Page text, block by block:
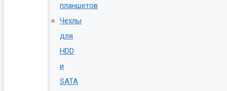
планшетов
Чехлы
для
HDD
и
SATA